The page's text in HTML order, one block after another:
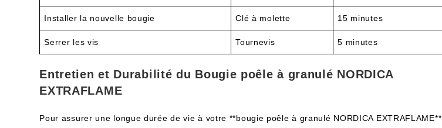
Installer la nouvelle bougie Clé à molette 15 minutes
Serrer les vis Tournevis 5 minutes
Entretien et Durabilité du Bougie poêle à granulé NORDICA
EXTRAFLAME
Pour assurer une longue durée de vie à votre **bougie poêle à granulé NORDICA EXTRAFLAME**,